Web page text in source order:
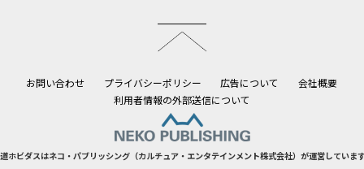
お問い合わせ プライバシーポリシー 広告について
会社概要
利用者情報の外部送信について
ホビダスはネコ・パブリッシング（カルチュア・エンタテインメント株式会社）が運営していま